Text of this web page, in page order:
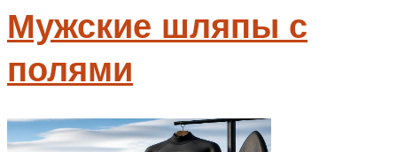
Мужские шляпы с
полями